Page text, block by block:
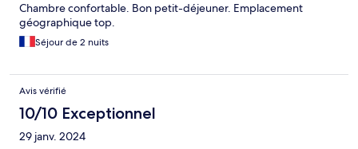
Chambre confortable. Bon petit-déjeuner. Emplacement
géographique top.
Séjour de 2 nuits
Avis vérifié
10/10 Exceptionnel
29 janv. 2024